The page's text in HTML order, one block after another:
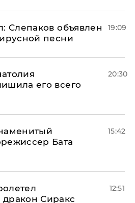
Слепаков объявлен
песни
19:09
его всего
20:30
Бата
15:42
Сиракс
12:51